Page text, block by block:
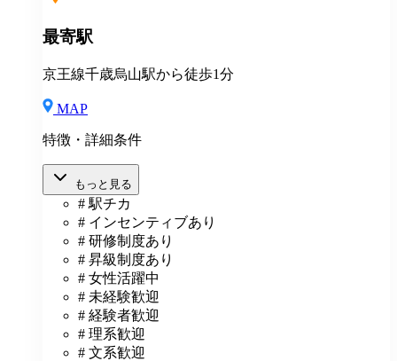
最寄駅
京王線千歳烏山駅から徒歩1分
MAP
特徴・詳細条件
もっと見る
# 駅チカ
# インセンティブあり
# 研修制度あり
# 昇級制度あり
# 女性活躍中
# 未経験歓迎
# 経験者歓迎
# 理系歓迎
# 文系歓迎